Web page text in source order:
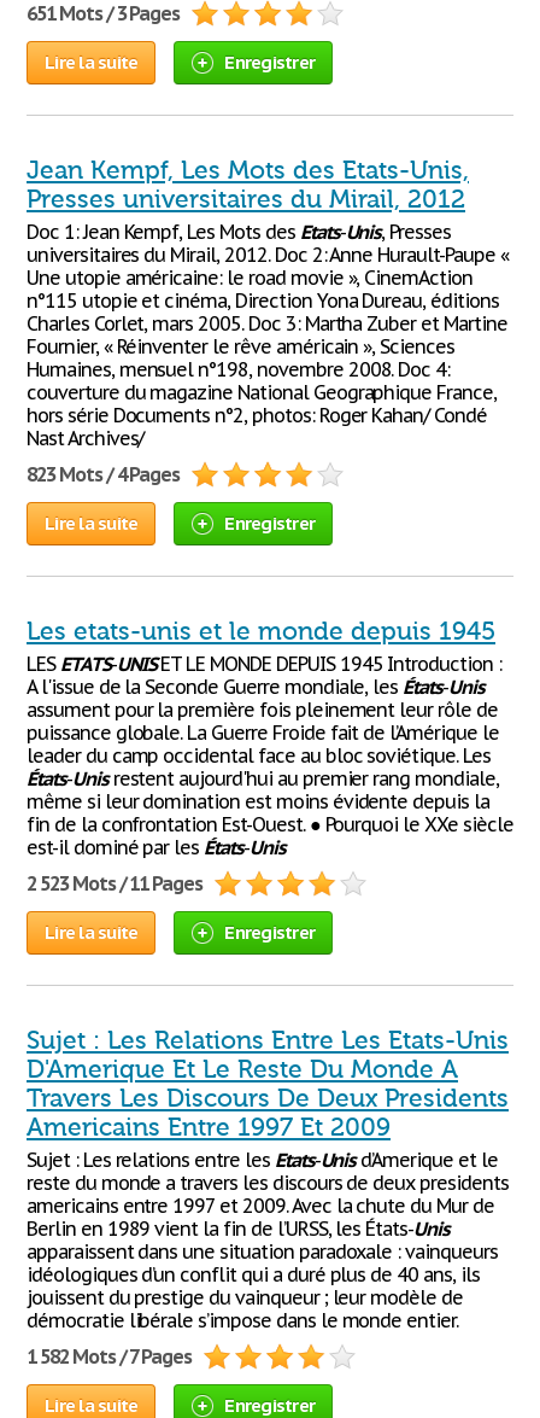
651 Mots / 3 Pages
Lire la suite Enregistrer
Jean Kempf, Les Mots des Etats-Unis,
Presses universitaires du Mirail, 2012
Doc 1: Jean Kempf, Les Mots des Etats-Unis, Presses
universitaires du Mirail, 2012. Doc 2: Anne Hurault-Paupe «
Une utopie américaine: le road movie », CinemAction
n°115 utopie et cinéma, Direction Yona Dureau, éditions
Charles Corlet, mars 2005. Doc 3: Martha Zuber et Martine
Fournier, « Réinventer le rêve américain », Sciences
Humaines, mensuel n°198, novembre 2008. Doc 4:
couverture du magazine National Geographique France,
hors série Documents n°2, photos: Roger Kahan/ Condé
Nast Archives/
823 Mots / 4 Pages
Lire la suite Enregistrer
Les etats-unis et le monde depuis 1945
LES ETATS-UNISET LE MONDE DEPUIS 1945 Introduction :
A l'issue de la Seconde Guerre mondiale, les États-Unis
assument pour la première fois pleinement leur rôle de
puissance globale. La Guerre Froide fait de l’Amérique le
leader du camp occidental face au bloc soviétique. Les
États-Unisrestent aujourd'hui au premier rang mondiale,
même si leur domination est moins évidente depuis la
fin de la confrontation Est-Ouest. ● Pourquoi le XXe siècle
est-il dominé par les États-Unis
2 523 Mots / 11 Pages
Lire la suite Enregistrer
Sujet : Les Relations Entre Les Etats-Unis
D'Amerique Et Le Reste Du Monde A
Travers Les Discours De Deux Presidents
Americains Entre 1997 Et 2009
Sujet : Les relations entre les Etats-Unisd’Amerique et le
reste du monde a travers les discours de deux presidents
americains entre 1997 et 2009. Avec la chute du Mur de
Berlin en 1989 vient la fin de l’URSS, les États-Unis
apparaissent dans une situation paradoxale : vainqueurs
idéologiques d’un conflit qui a duré plus de 40 ans, ils
jouissent du prestige du vainqueur ; leur modèle de
démocratie libérale s’impose dans le monde entier.
1 582 Mots / 7 Pages
Lire la suite Enregistrer